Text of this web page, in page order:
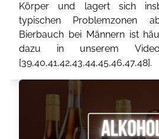
Körper und lagert sich
typischen Problemzonen
Bierbauch bei Männern ist
dazu in unserem
[39,40,41,42,43,44,45,46,47,48].